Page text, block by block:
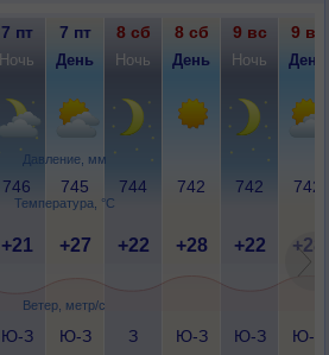
Давление, мм
Температура, °C
Ветер, метр/с
7 пт 7 пт 8 сб 8 сб 9 вс 9 вс
Ночь День Ночь День Ночь День
746 745 744 742 742 742
+21 +27 +22 +28 +22 +28
Ю-З
Ю-З
З
Ю-З
Ю-З
Ю-З